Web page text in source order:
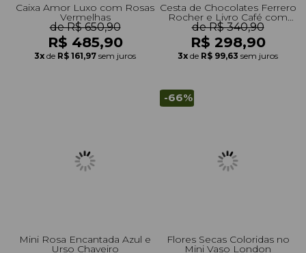
Caixa Amor Luxo com Rosas
Vermelhas
de R$ 650,90
R$ 485,90
3x de R$ 161,97 sem juros
Cesta de Chocolates Ferrero
Rocher e Livro Café com
Deus Pai
de R$ 340,90
R$ 298,90
3x de R$ 99,63 sem juros
Mini Rosa Encantada Azul e
Urso Chaveiro
-66%
Flores Secas Coloridas no
Mini Vaso London